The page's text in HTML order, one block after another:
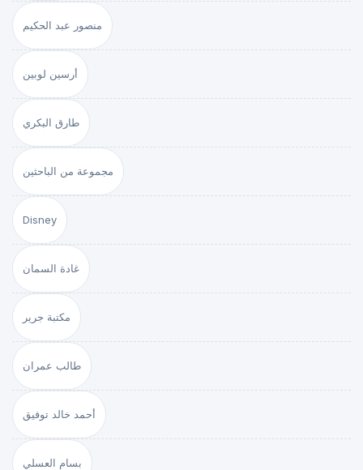
منصور عبد الحكيم
أرسين لوبين
طارق البكري
مجموعة من الباحثين
Disney
غادة السمان
مكتبة جرير
طالب عمران
أحمد خالد توفيق
بسام العسلي